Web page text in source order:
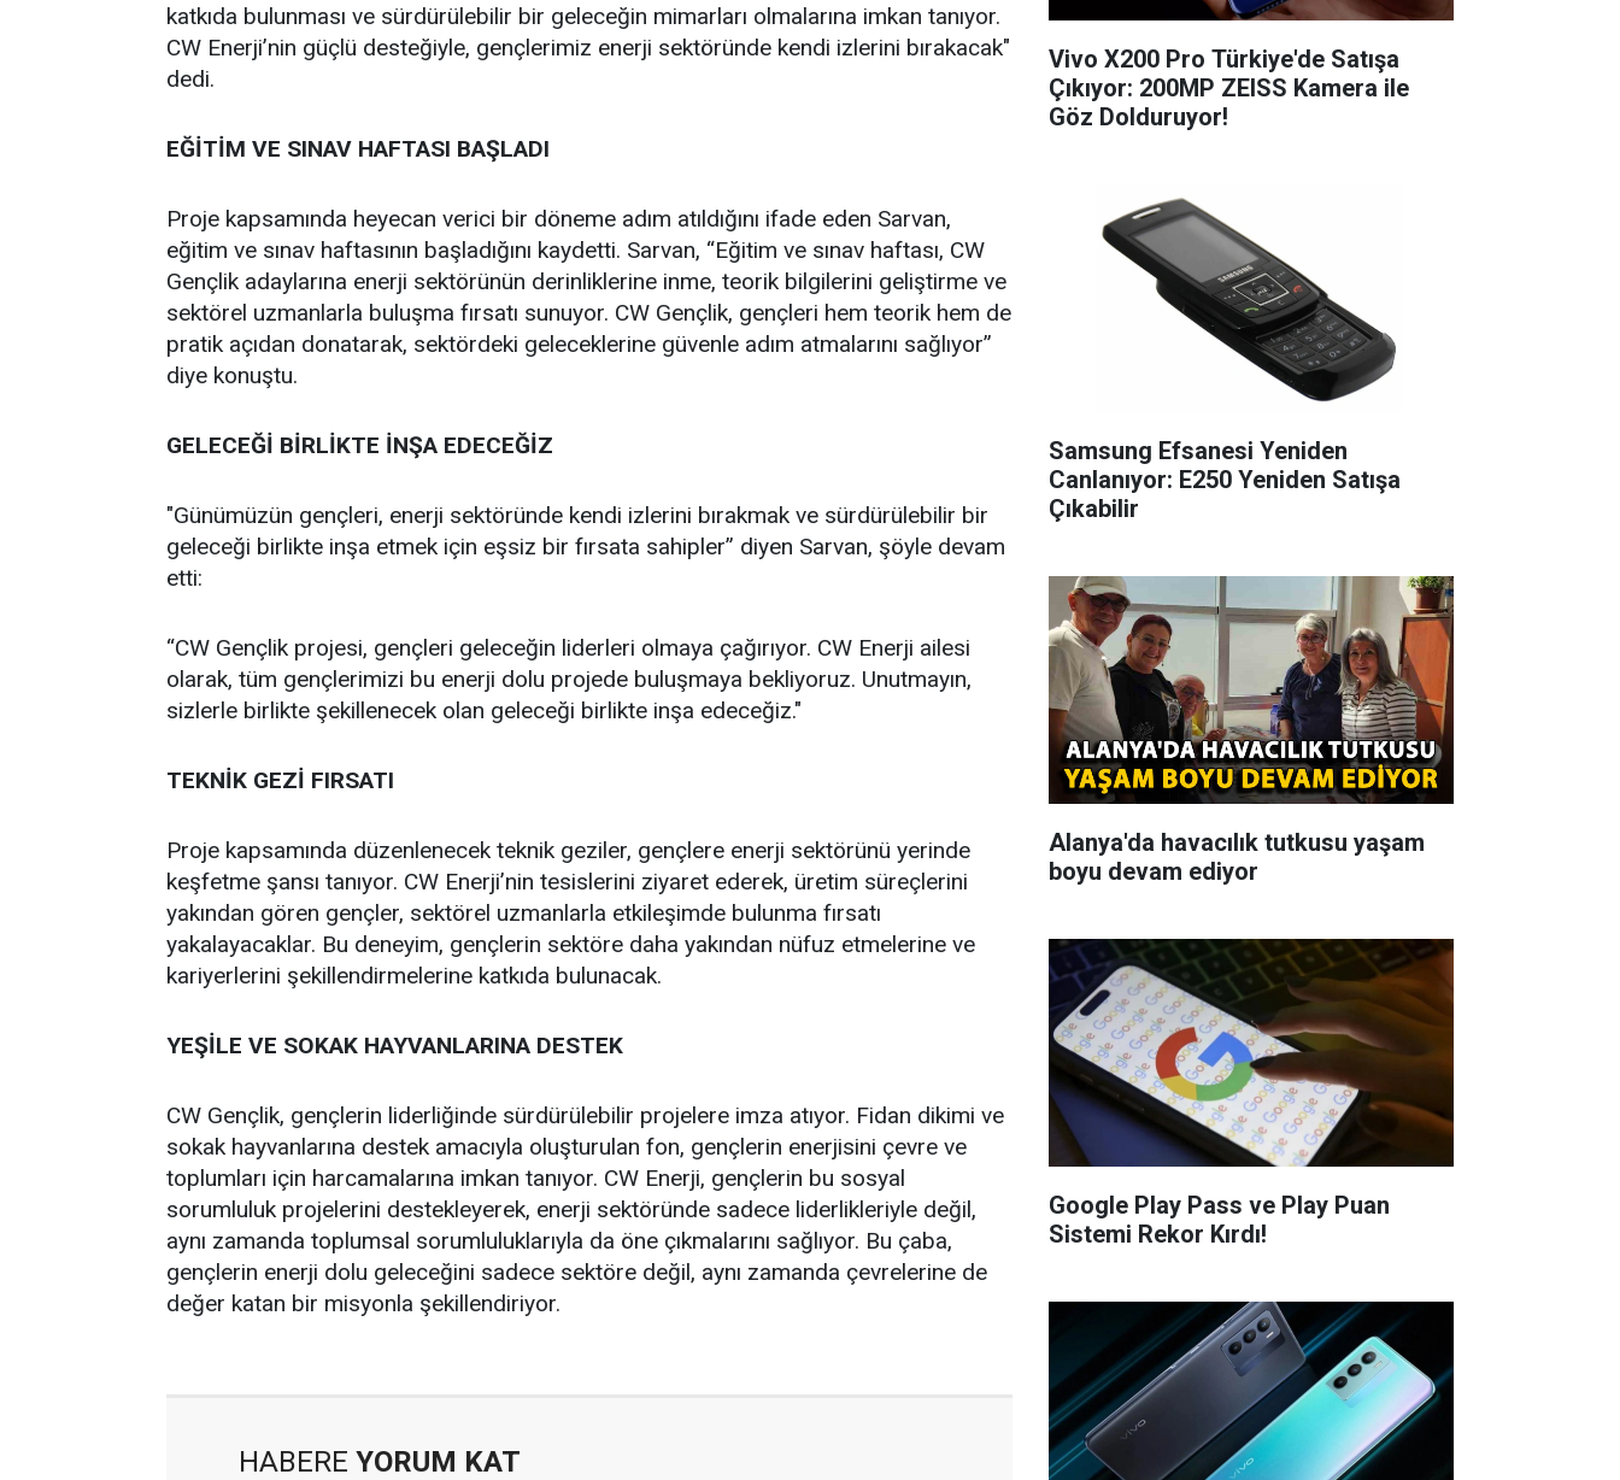
katkıda bulunması ve sürdürülebilir bir geleceğin mimarları olmalarına imkan tanıyor.
CW Enerji’nin güçlü desteğiyle, gençlerimiz enerji sektöründe kendi izlerini bırakacak"
dedi.
EĞİTİM VE SINAV HAFTASI BAŞLADI
Proje kapsamında heyecan verici bir döneme adım atıldığını ifade eden Sarvan,
eğitim ve sınav haftasının başladığını kaydetti. Sarvan, “Eğitim ve sınav haftası, CW
Gençlik adaylarına enerji sektörünün derinliklerine inme, teorik bilgilerini geliştirme ve
sektörel uzmanlarla buluşma fırsatı sunuyor. CW Gençlik, gençleri hem teorik hem de
pratik açıdan donatarak, sektördeki geleceklerine güvenle adım atmalarını sağlıyor”
diye konuştu.
GELECEĞİ BİRLİKTE İNŞA EDECEĞİZ
"Günümüzün gençleri, enerji sektöründe kendi izlerini bırakmak ve sürdürülebilir bir
geleceği birlikte inşa etmek için eşsiz bir fırsata sahipler” diyen Sarvan, şöyle devam
etti:
“CW Gençlik projesi, gençleri geleceğin liderleri olmaya çağırıyor. CW Enerji ailesi
olarak, tüm gençlerimizi bu enerji dolu projede buluşmaya bekliyoruz. Unutmayın,
sizlerle birlikte şekillenecek olan geleceği birlikte inşa edeceğiz."
TEKNİK GEZİ FIRSATI
Proje kapsamında düzenlenecek teknik geziler, gençlere enerji sektörünü yerinde
keşfetme şansı tanıyor. CW Enerji’nin tesislerini ziyaret ederek, üretim süreçlerini
yakından gören gençler, sektörel uzmanlarla etkileşimde bulunma fırsatı
yakalayacaklar. Bu deneyim, gençlerin sektöre daha yakından nüfuz etmelerine ve
kariyerlerini şekillendirmelerine katkıda bulunacak.
YEŞİLE VE SOKAK HAYVANLARINA DESTEK
CW Gençlik, gençlerin liderliğinde sürdürülebilir projelere imza atıyor. Fidan dikimi ve
sokak hayvanlarına destek amacıyla oluşturulan fon, gençlerin enerjisini çevre ve
toplumları için harcamalarına imkan tanıyor. CW Enerji, gençlerin bu sosyal
sorumluluk projelerini destekleyerek, enerji sektöründe sadece liderlikleriyle değil,
aynı zamanda toplumsal sorumluluklarıyla da öne çıkmalarını sağlıyor. Bu çaba,
gençlerin enerji dolu geleceğini sadece sektöre değil, aynı zamanda çevrelerine de
değer katan bir misyonla şekillendiriyor.
HABERE YORUM KAT
Vivo X200 Pro Türkiye'de Satışa
Çıkıyor: 200MP ZEISS Kamera ile
Göz Dolduruyor!
Samsung Efsanesi Yeniden
Canlanıyor: E250 Yeniden Satışa
Çıkabilir
Alanya'da havacılık tutkusu yaşam
boyu devam ediyor
Google Play Pass ve Play Puan
Sistemi Rekor Kırdı!